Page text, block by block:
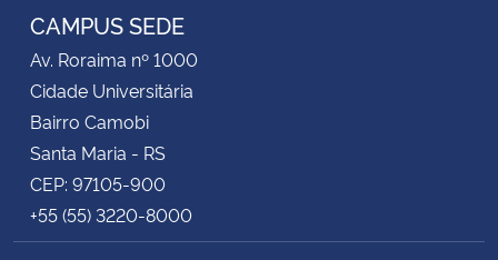
CAMPUS SEDE
Av. Roraima nº 1000
Cidade Universitária
Bairro Camobi
Santa Maria - RS
CEP: 97105-900
+55 (55) 3220-8000